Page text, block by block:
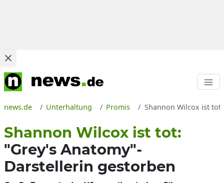
news.de Unterhaltung Promis Shannon Wilcox ist tot
Shannon Wilcox ist tot:
"Grey's Anatomy"-
Darstellerin gestorben